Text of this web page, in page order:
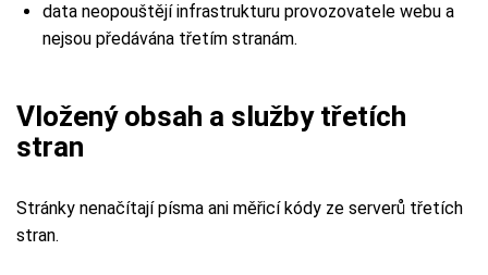
data neopouštějí infrastrukturu provozovatele webu a
nejsou předávána třetím stranám.
Vložený obsah a služby třetích
stran
Stránky nenačítají písma ani měřicí kódy ze serverů třetích
stran.